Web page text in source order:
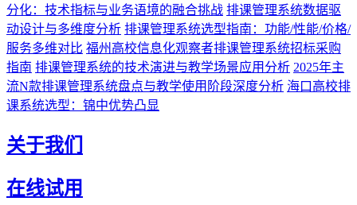
分化：技术指标与业务语境的融合挑战 排课管理系统数据驱
动设计与多维度分析 排课管理系统选型指南：功能/性能/价格/
服务多维对比 福州高校信息化观察者排课管理系统招标采购
指南 排课管理系统的技术演进与教学场景应用分析 2025年主
流N款排课管理系统盘点与教学使用阶段深度分析 海口高校排
课系统选型：锦中优势凸显
关于我们
在线试用